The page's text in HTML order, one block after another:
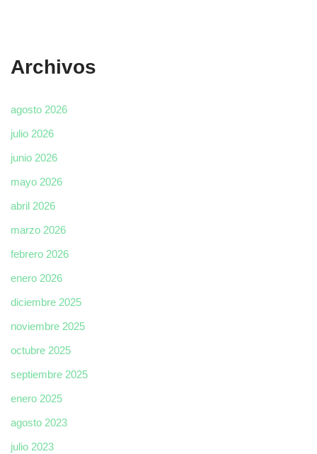
Archivos
agosto 2026
julio 2026
junio 2026
mayo 2026
abril 2026
marzo 2026
febrero 2026
enero 2026
diciembre 2025
noviembre 2025
octubre 2025
septiembre 2025
enero 2025
agosto 2023
julio 2023